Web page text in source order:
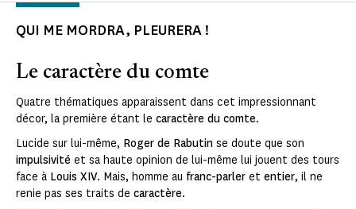
QUI ME MORDRA, PLEURERA !
Le caractère du comte
Quatre thématiques apparaissent dans cet impressionnant
décor, la première étant le caractère du comte.
Lucide sur lui-même, Roger de Rabutin se doute que son
impulsivité et sa haute opinion de lui-même lui jouent des tours
face à Louis XIV. Mais, homme au franc-parler et entier, il ne
renie pas ses traits de caractère.